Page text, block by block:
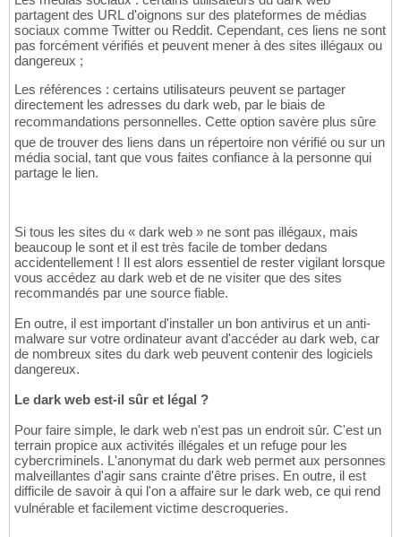
partagent des URL d'oignons sur des plateformes de médias
sociaux comme Twitter ou Reddit. Cependant, ces liens ne sont
pas forcément vérifiés et peuvent mener à des sites illégaux ou
dangereux ;
Les références : certains utilisateurs peuvent se partager
directement les adresses du dark web, par le biais de
recommandations personnelles. Cette option savère plus sûre
que de trouver des liens dans un répertoire non vérifié ou sur un
média social, tant que vous faites confiance à la personne qui
partage le lien.
Si tous les sites du « dark web » ne sont pas illégaux, mais
beaucoup le sont et il est très facile de tomber dedans
accidentellement ! Il est alors essentiel de rester vigilant lorsque
vous accédez au dark web et de ne visiter que des sites
recommandés par une source fiable.
En outre, il est important d'installer un bon antivirus et un anti-
malware sur votre ordinateur avant d'accéder au dark web, car
de nombreux sites du dark web peuvent contenir des logiciels
dangereux.
Le dark web est-il sûr et légal ?
Pour faire simple, le dark web n'est pas un endroit sûr. C'est un
terrain propice aux activités illégales et un refuge pour les
cybercriminels. L'anonymat du dark web permet aux personnes
malveillantes d'agir sans crainte d'être prises. En outre, il est
difficile de savoir à qui l'on a affaire sur le dark web, ce qui rend
vulnérable et facilement victime descroqueries.